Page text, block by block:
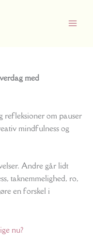
med
om pauser
mindfulness og
Andre går lidt
taknemmelighed, ro,
en forskel i